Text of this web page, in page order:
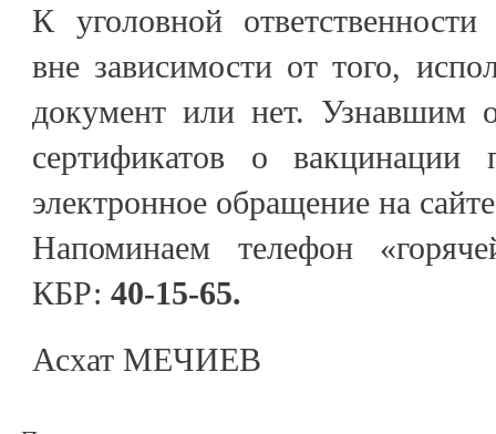
К уголовной ответственности
вне зависимости от того,
документ или нет. Узнавшим
сертификатов о вакцинации
электронное обращение на
Напоминаем телефон
КБР: 40-15-65.
Асхат МЕЧИЕВ